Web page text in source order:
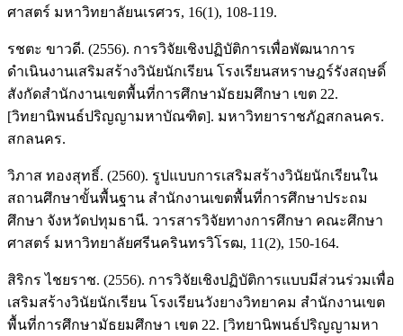
ศาสตร์ มหาวิทยาลัยนเรศวร, 16(1), 108-119.
รชตะ ขาวดี. (2556). การวิจัยเชิงปฏิบัติการเพื่อพัฒนาการ
ดำเนินงานเสริมสร้างวินัยนักเรียน โรงเรียนสหราษฎร์รังสฤษดิ์
สังกัดสำนักงานเขตพื้นที่การศึกษามัธยมศึกษา เขต 22.
[วิทยานิพนธ์ปริญญามหาบัณฑิต]. มหาวิทยาราชภัฏสกลนคร.
สกลนคร.
วิภาส ทองสุทธิ์. (2560). รูปแบบการเสริมสร้างวินัยนักเรียนใน
สถานศึกษาขั้นพื้นฐาน สำนักงานเขตพื้นที่การศึกษาประถม
ศึกษา จังหวัดปทุมธานี. วารสารวิจัยทางการศึกษา คณะศึกษา
ศาสตร์ มหาวิทยาลัยศรีนครินทรวิโรฒ, 11(2), 150-164.
สิริกร ไชยราช. (2556). การวิจัยเชิงปฏิบัติการแบบมีส่วนร่วมเพื่อ
เสริมสร้างวินัยนักเรียน โรงเรียนวังยางวิทยาคม สำนักงานเขต
พื้นที่การศึกษามัธยมศึกษา เขต 22. [วิทยานิพนธ์ปริญญามหา